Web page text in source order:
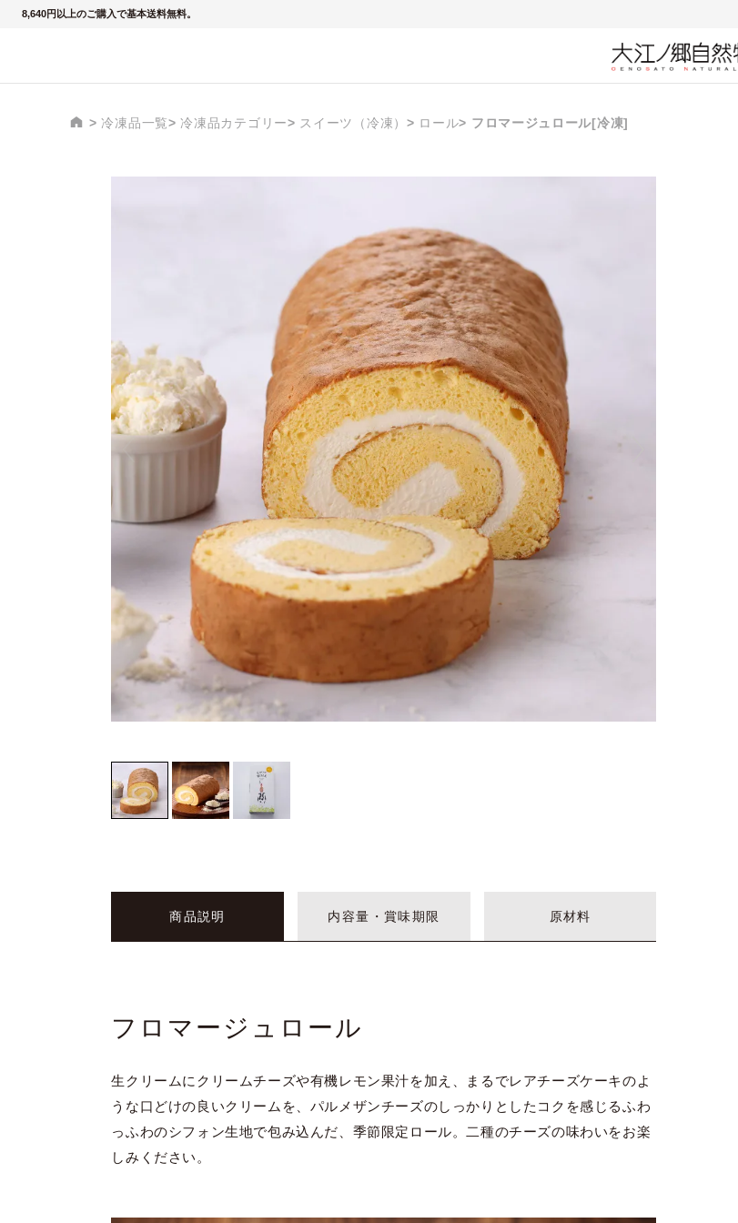
8,640円以上のご購入で基本送料無料。
冷凍品一覧 冷凍品カテゴリー スイーツ（冷凍） ロール フロマージュロール[冷凍]
商品説明 内容量・賞味期限 原材料
フロマージュロール
生クリームにクリームチーズや有機レモン果汁を加え、まるでレアチーズケーキのよ
うな口どけの良いクリームを、パルメザンチーズのしっかりとしたコクを感じるふわ
っふわのシフォン生地で包み込んだ、季節限定ロール。二種のチーズの味わいをお楽
しみください。